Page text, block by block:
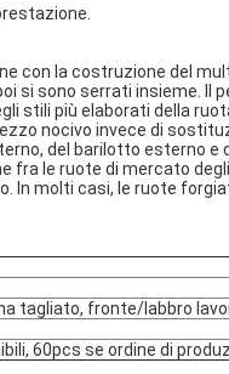
con la costruzione del
si sono serrati insieme. Il
stili più elaborati della
nocivo invece di
del barilotto esterno
fra le ruote di mercato
In molti casi, le ruote
tagliato, fronte/labbro
60pcs se ordine di